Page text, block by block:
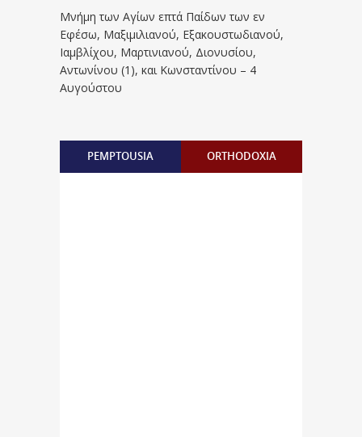
Μνήμη των Aγίων επτά Παίδων των εν
Eφέσω, Mαξιμιλιανού, Eξακουστωδιανού,
Iαμβλίχου, Mαρτινιανού, Διονυσίου,
Aντωνίνου (1), και Kωνσταντίνου – 4
Αυγούστου
PEMPTOUSIA ORTHODOXIA